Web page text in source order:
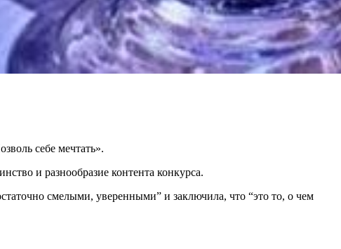
себе мечтать».
и разнообразие контента конкурса.
смелыми, уверенными” и заключила, что “это то, о чем